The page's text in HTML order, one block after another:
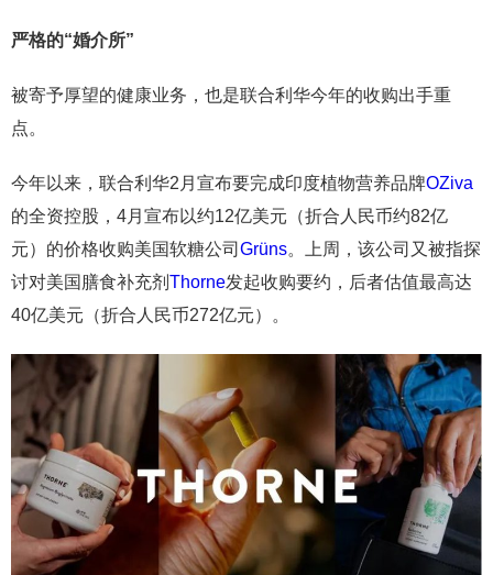
严格的“婚介所”
被寄予厚望的健康业务，也是联合利华今年的收购出手重
点。
今年以来，联合利华2月宣布要完成印度植物营养品牌OZiva
的全资控股，4月宣布以约12亿美元（折合人民币约82亿
元）的价格收购美国软糖公司 Grüns。上周，该公司又被指探
讨对美国膳食补充剂 Thorne发起收购要约，后者估值最高达
40亿美元（折合人民币272亿元）。